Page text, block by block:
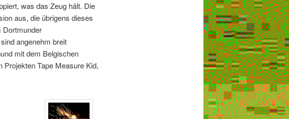
was das Zeug hält. Die
aus, die übrigens dieses
Dortmunder
angenehm breit
mit dem Belgischen
Tape Measure Kid,